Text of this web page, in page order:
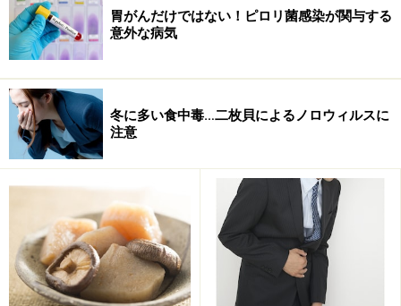
吐き気・嘔吐の原因と病気
吐き気が起こる理由
です。さらに、嘔吐中枢が刺激されるルートはいくつか
あります。具体的には、頭や内耳の病気などの中枢神経
系、内臓などからくる末梢神経系、大脳の第4脳室底に
ある化学受容器引金帯（CTZ）の3つです。
■中枢神経系
胃がんだけではない！ピロリ菌感染が関与する
意外な病気
冬に多い食中毒…二枚貝によるノロウィルスに
注意